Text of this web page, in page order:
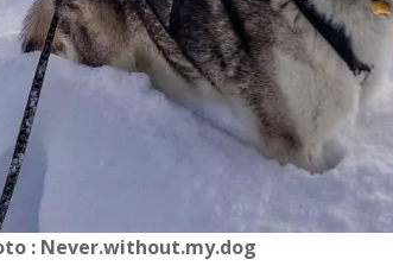
: Never.without.my.dog